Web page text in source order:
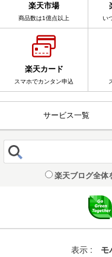
楽天市場
商品数は1億点以上 い
楽天カード
スマホでカンタン申込
サービス一覧
楽天ブログ全体
表示 : モ